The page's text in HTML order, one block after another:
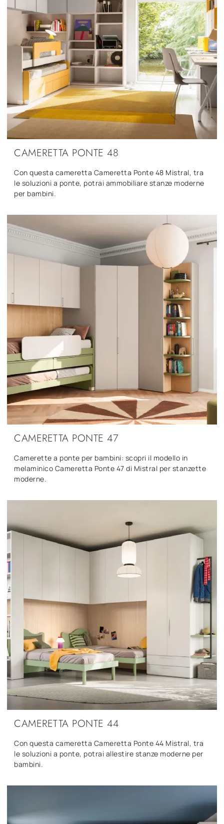
CAMERETTA PONTE 48
Con questa cameretta Cameretta Ponte 48 Mistral, tra
le soluzioni a ponte, potrai ammobiliare stanze moderne
per bambini.
CAMERETTA PONTE 47
Camerette a ponte per bambini: scopri il modello in
melaminico Cameretta Ponte 47 di Mistral per stanzette
moderne.
CAMERETTA PONTE 44
Con questa cameretta Cameretta Ponte 44 Mistral, tra
le soluzioni a ponte, potrai allestire stanze moderne per
bambini.